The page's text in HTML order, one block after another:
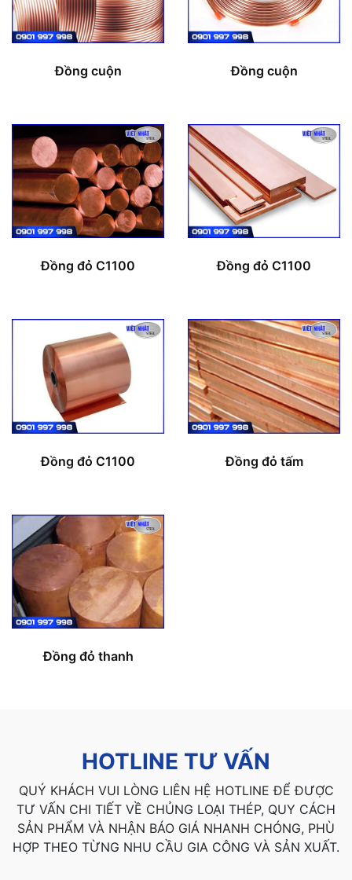
Đồng cuộn Đồng cuộn
Đồng đỏ C1100 Đồng đỏ C1100
Đồng đỏ C1100 Đồng đỏ tấm
Đồng đỏ thanh
HOTLINE TƯ VẤN
QUÝ KHÁCH VUI LÒNG LIÊN HỆ HOTLINE ĐỂ ĐƯỢC
TƯ VẤN CHI TIẾT VỀ CHỦNG LOẠI THÉP, QUY CÁCH
SẢN PHẨM VÀ NHẬN BÁO GIÁ NHANH CHÓNG, PHÙ
HỢP THEO TỪNG NHU CẦU GIA CÔNG VÀ SẢN XUẤT.